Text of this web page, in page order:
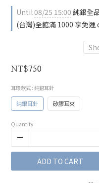
Until08/25 15:00 純銀全
(台灣)全館滿 1000 享免
NT$750
耳環款式 : 純銀耳針
純銀耳針 矽膠耳夾
Quantity
ADD TO CART